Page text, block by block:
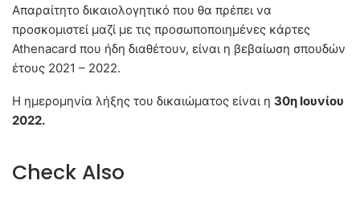
Απαραίτητο δικαιολογητικό που θα πρέπει να
προσκομιστεί μαζί με τις προσωποποιημένες κάρτες
Athenacard που ήδη διαθέτουν, είναι η βεβαίωση σπουδών
έτους 2021 – 2022.
Η ημερομηνία λήξης του δικαιώματος είναι η 30η Ιουνίου
2022.
Check Also